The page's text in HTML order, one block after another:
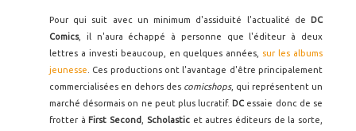
Pour qui suit avec un minimum d'assiduité l'actualité de DC
Comics, il n'aura échappé à personne que l'éditeur à deux
lettres a investi beaucoup, en quelques années, sur les albums
jeunesse . Ces productions ont l'avantage d'être principalement
commercialisées en dehors des comicshops, qui représentent un
marché désormais on ne peut plus lucratif. DC essaie donc de se
frotter à First Second Scholastic et autres éditeurs de la sorte,